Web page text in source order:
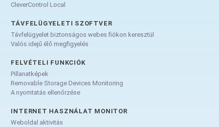
CleverControl Local
TÁVFELÜGYELETI SZOFTVER
Távfelügyelet biztonságos webes fiókon keresztül
Valós idejű élő megfigyelés
FELVÉTELI FUNKCIÓK
Pillanatképek
Removable Storage Devices Monitoring
A nyomtatás ellenőrzése
INTERNET HASZNÁLAT MONITOR
Weboldal aktivitás